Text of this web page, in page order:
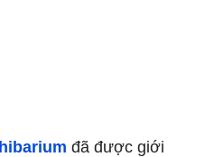
đã được giới